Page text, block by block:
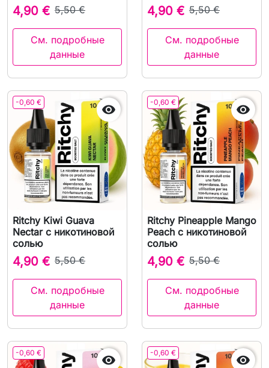
4,90 € 5,50 €
См. подробные
данные
4,90 € 5,50 €
См. подробные
данные
-0,60 € 
Ritchy Kiwi Guava
Nectar с никотиновой
солью
4,90 € 5,50 €
См. подробные
данные
-0,60 € 
Ritchy Pineapple Mango
Peach с никотиновой
солью
4,90 € 5,50 €
См. подробные
данные
-0,60 €  -0,60 € 